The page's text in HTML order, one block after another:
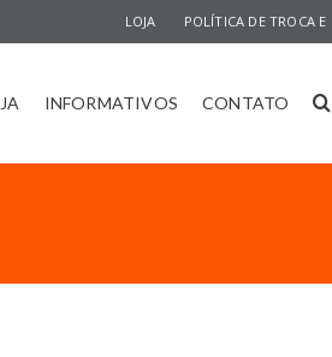
LOJA POLÍTICA DE TROCA E
INFORMATIVOS CONTATO